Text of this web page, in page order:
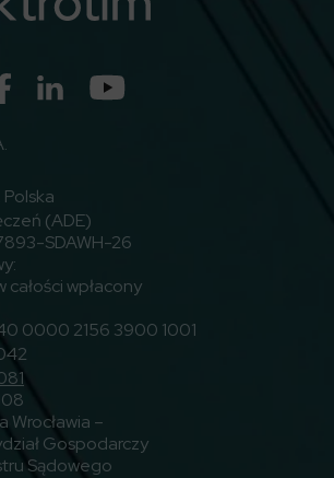
Przejdź do Facebook
Przejdź do Linkedin
(ADE)
SDAWH-26
wpłacony
0000 2156 3900 1001
Wrocławia –
Gospodarczy
Sądowego